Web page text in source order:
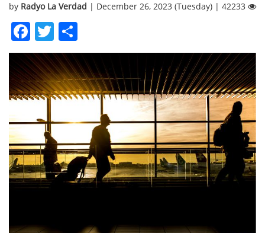
by Radyo La Verdad | December 26, 2023 (Tuesday) | 42233
Facebook
Twitter